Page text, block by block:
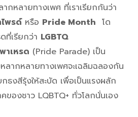
กหลายทางเพศ ที่เราเรียกกันว่า
พรด์หรือ Pride Month โด
ที่เรียกว่า LGBTQ
าเหรด (Pride Parade) เป็น
ลากหลายทางเพศจะเฉลิมฉลองกัน
ธงสีรุ้งให้สะบัด เพื่อเป็นแรงผลัก
ของชาว LQBTQ+ ทั่วโลกนั่นเอง